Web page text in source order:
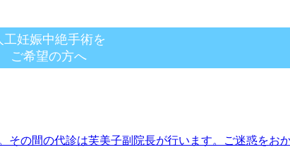
工妊娠中絶手術を
ご希望の方へ
の間の代診は芙美子副院長が行います。ご迷惑をお